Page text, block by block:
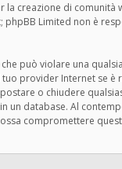
la creazione di comunità
Limited non è
può violare una
tuo provider Internet se
o chiudere
un database. Al
compromettere